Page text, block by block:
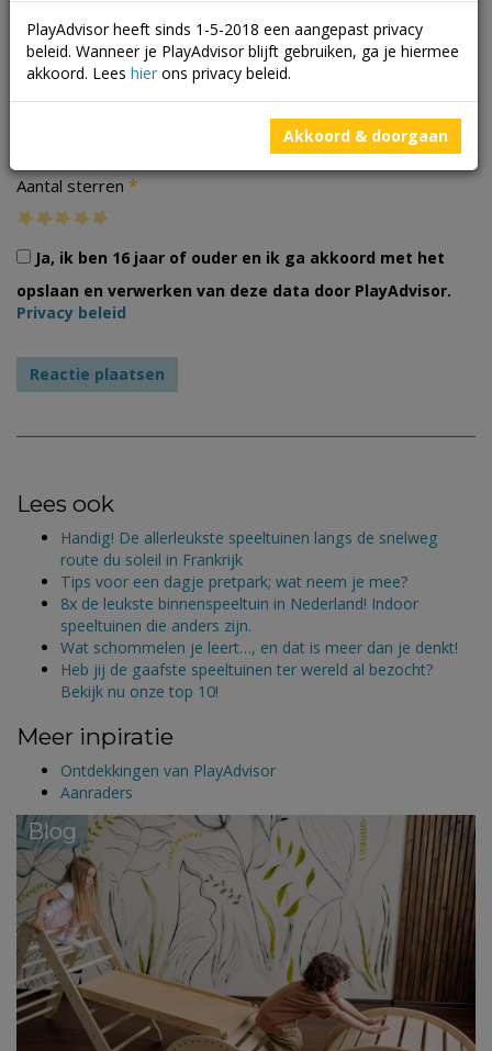
Aantal sterren *
Ja, ik ben 16 jaar of ouder en ik ga akkoord met het
opslaan en verwerken van deze data door PlayAdvisor.
Privacy beleid
Lees ook
Handig! De allerleukste speeltuinen langs de snelweg
route du soleil in Frankrijk
Tips voor een dagje pretpark; wat neem je mee?
8x de leukste binnenspeeltuin in Nederland! Indoor
speeltuinen die anders zijn.
Wat schommelen je leert…, en dat is meer dan je denkt!
Heb jij de gaafste speeltuinen ter wereld al bezocht?
Bekijk nu onze top 10!
Meer inpiratie
Ontdekkingen van PlayAdvisor
Aanraders
Blog
PlayAdvisor heeft sinds 1-5-2018 een aangepast privacy
beleid. Wanneer je PlayAdvisor blijft gebruiken, ga je hiermee
akkoord. Lees hier ons privacy beleid.
Akkoord & doorgaan